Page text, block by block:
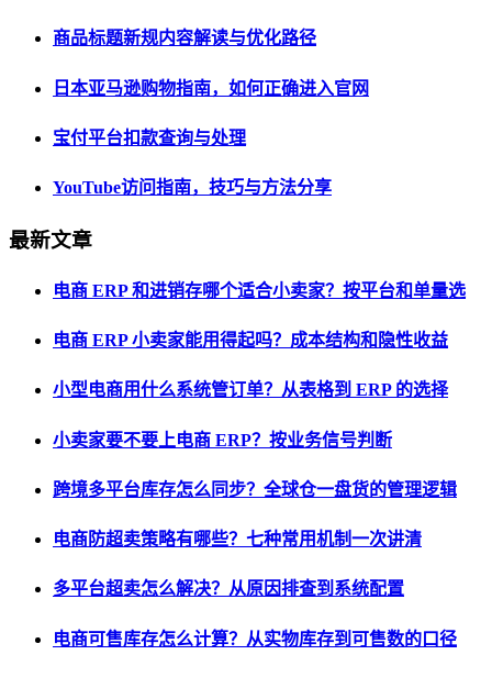
商品标题新规内容解读与优化路径
日本亚马逊购物指南，如何正确进入官网
宝付平台扣款查询与处理
YouTube访问指南，技巧与方法分享
最新文章
电商 ERP 和进销存哪个适合小卖家？按平台和单量选
电商 ERP 小卖家能用得起吗？成本结构和隐性收益
小型电商用什么系统管订单？从表格到 ERP 的选择
小卖家要不要上电商 ERP？按业务信号判断
跨境多平台库存怎么同步？全球仓一盘货的管理逻辑
电商防超卖策略有哪些？七种常用机制一次讲清
多平台超卖怎么解决？从原因排查到系统配置
电商可售库存怎么计算？从实物库存到可售数的口径